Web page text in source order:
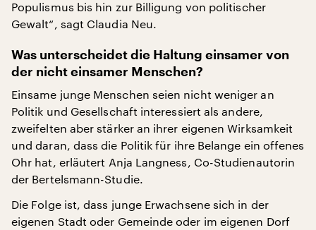
Populismus bis hin zur Billigung von politischer
Gewalt“, sagt Claudia Neu.
Was unterscheidet die Haltung einsamer von
der nicht einsamer Menschen?
Einsame junge Menschen seien nicht weniger an
Politik und Gesellschaft interessiert als andere,
zweifelten aber stärker an ihrer eigenen Wirksamkeit
und daran, dass die Politik für ihre Belange ein offenes
Ohr hat, erläutert Anja Langness, Co-Studienautorin
der Bertelsmann-Studie.
Die Folge ist, dass junge Erwachsene sich in der
eigenen Stadt oder Gemeinde oder im eigenen Dorf